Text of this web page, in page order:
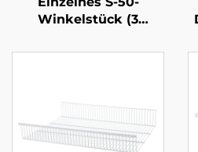
Winkelstück (3